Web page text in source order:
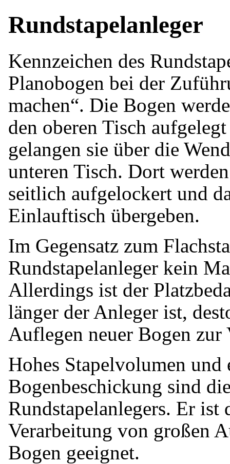
Rundstapelanleger
Kennzeichen des
Planobogen bei der
machen“. Die Bogen
den oberen Tisch
gelangen sie über die
unteren Tisch. Dort
seitlich aufgelockert und
Einlauftisch übergeben.
Im Gegensatz zum
Rundstapelanleger kein
Allerdings ist der
länger der Anleger ist,
Auflegen neuer Bogen zur
Hohes Stapelvolumen
Bogenbeschickung sind
Rundstapelanlegers. Er ist
Verarbeitung von großen
Bogen geeignet.